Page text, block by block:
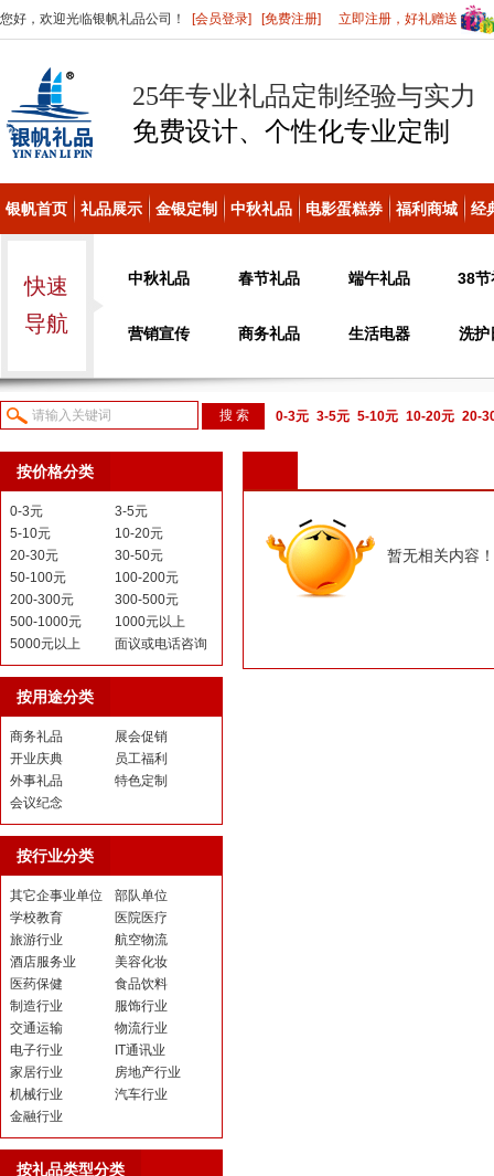
您好，欢迎光临银帆礼品公司！ [会员登录] [免费注册] 立即注册，好礼赠送
25年专业礼品定制经验与实力
免费设计、个性化专业定制
银帆首页 礼品展示 金银定制 中秋礼品 电影蛋糕券 福利商城 经
快速
导航
中秋礼品 春节礼品 端午礼品 38节
营销宣传 商务礼品 生活电器 洗护
0-3元 3-5元 5-10元 10-20元 20-
按价格分类
0-3元
3-5元
5-10元
10-20元
20-30元
30-50元
50-100元
100-200元
200-300元
300-500元
500-1000元
1000元以上
5000元以上
面议或电话咨询
按用途分类
商务礼品
展会促销
开业庆典
员工福利
外事礼品
特色定制
会议纪念
按行业分类
其它企事业单位
部队单位
学校教育
医院医疗
旅游行业
航空物流
酒店服务业
美容化妆
医药保健
食品饮料
制造行业
服饰行业
交通运输
物流行业
电子行业
IT通讯业
家居行业
房地产行业
机械行业
汽车行业
金融行业
按礼品类型分类
暂无相关内容！